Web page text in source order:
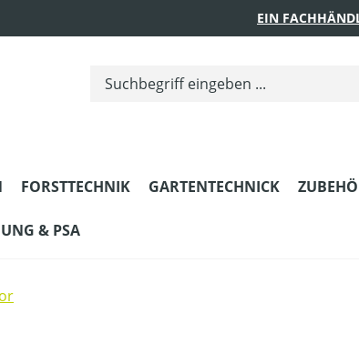
EIN
FORSTTECHNIK GARTENTECHNICK
& PSA